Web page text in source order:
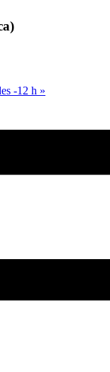
-12 h »